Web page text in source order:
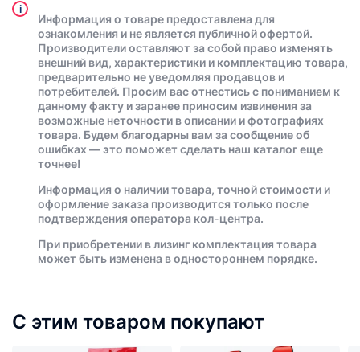
i
Информация о товаре предоставлена для
ознакомления и не является публичной офертой.
Производители оставляют за собой право изменять
внешний вид, характеристики и комплектацию товара,
предварительно не уведомляя продавцов и
потребителей. Просим вас отнестись с пониманием к
данному факту и заранее приносим извинения за
возможные неточности в описании и фотографиях
товара. Будем благодарны вам за сообщение об
ошибках — это поможет сделать наш каталог еще
точнее!
Информация о наличии товара, точной стоимости и
оформление заказа производится только после
подтверждения оператора кол-центра.
При приобретении в лизинг комплектация товара
может быть изменена в одностороннем порядке.
С этим товаром покупают